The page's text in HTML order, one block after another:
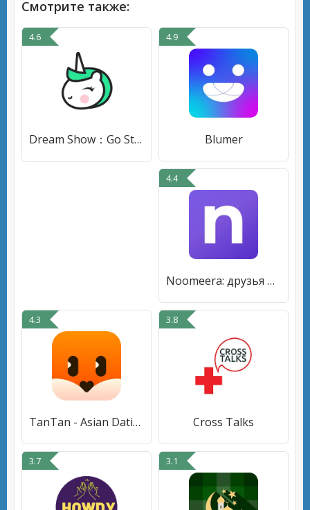
Смотрите также:
4.6
Dream Show：Go Streaming
4.9
Blumer
4.4
Noomeera: друзья рядом
4.3
TanTan - Asian Dating App
3.8
Cross Talks
3.7 3.1